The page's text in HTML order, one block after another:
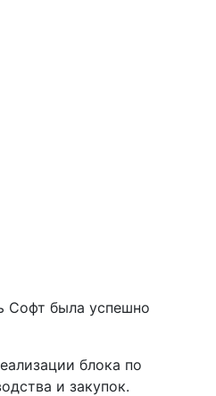
Софт была успешно
блока по
и закупок.